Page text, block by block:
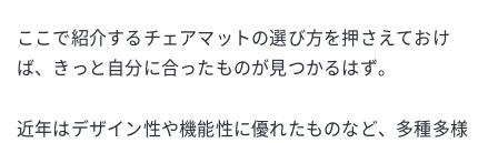
ここで紹介するチェアマットの選び方を押さえておけ
ば、きっと自分に合ったものが見つかるはず。
近年はデザイン性や機能性に優れたものなど、多種多様